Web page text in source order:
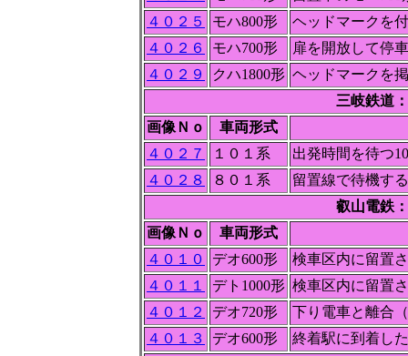
４０２５
モハ800形
ヘッドマークを
４０２６
モハ700形
扉を開放して停
４０２９
クハ1800形 ヘッドマークを
三岐鉄道
画像Ｎｏ
車両形式
４０２７
１０１系
出発時間を待つ
４０２８
８０１系
留置線で待機す
叡山電鉄
画像Ｎｏ
車両形式
４０１０
デオ600形
検車区内に留置
４０１１
デト1000形 検車区内に留置
４０１２
デオ720形
下り電車と離合
４０１３
デオ600形
終着駅に到着し